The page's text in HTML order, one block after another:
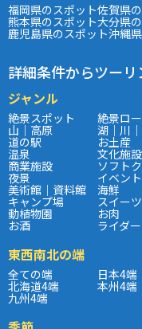
福岡県のスポット佐賀県
熊本県のスポット大分県
鹿児島県のスポット沖縄
詳細条件からツー
ジャンル
絶景スポット 絶景ロ
山｜高原 湖｜川
道の駅 お土産
温泉 文化施設
商業施設 ソフト
夜景 イベン
美術館｜資料館 海鮮
キャンプ場 スイーツ
動植物園 お肉
お酒 ライダ
東西南北の端
全ての端 日本4端
北海道4端 本州4端
九州4端